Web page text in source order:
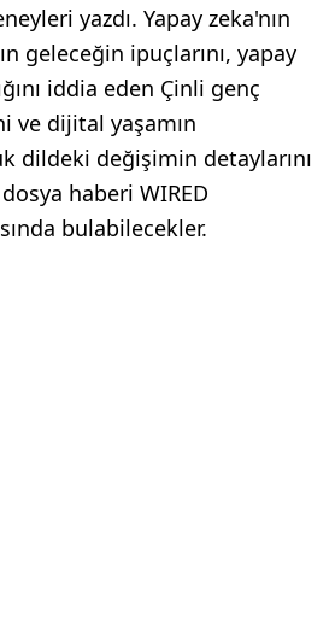
yazdı. Yapay zeka'nın
geleceğin ipuçlarını, yapay
iddia eden Çinli genç
ve dijital yaşamın
dildeki değişimin detaylarını
haberi WIRED
bulabilecekler.